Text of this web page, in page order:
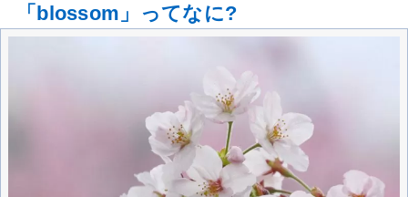
「blossom」ってなに?